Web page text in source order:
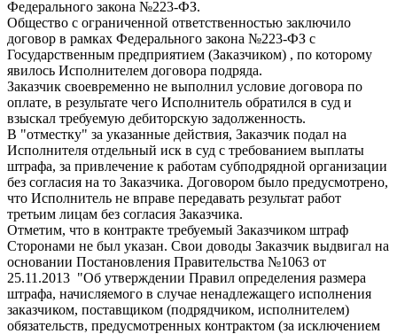
Федерального закона №223-ФЗ.
Общество с ограниченной ответственностью заключило
договор в рамках Федерального закона №223-ФЗ с
Государственным предприятием (Заказчиком) , по которому
явилось Исполнителем договора подряда.
Заказчик своевременно не выполнил условие договора по
оплате, в результате чего Исполнитель обратился в суд и
взыскал требуемую дебиторскую задолженность.
В "отместку" за указанные действия, Заказчик подал на
Исполнителя отдельный иск в суд с требованием выплаты
штрафа, за привлечение к работам субподрядной организации
без согласия на то Заказчика. Договором было предусмотрено,
что Исполнитель не вправе передавать результат работ
третьим лицам без согласия Заказчика.
Отметим, что в контракте требуемый Заказчиком штраф
Сторонами не был указан. Свои доводы Заказчик выдвигал на
основании Постановления Правительства №1063 от
25.11.2013 "Об утверждении Правил определения размера
штрафа, начисляемого в случае ненадлежащего исполнения
заказчиком, поставщиком (подрядчиком, исполнителем)
обязательств, предусмотренных контрактом (за исключением